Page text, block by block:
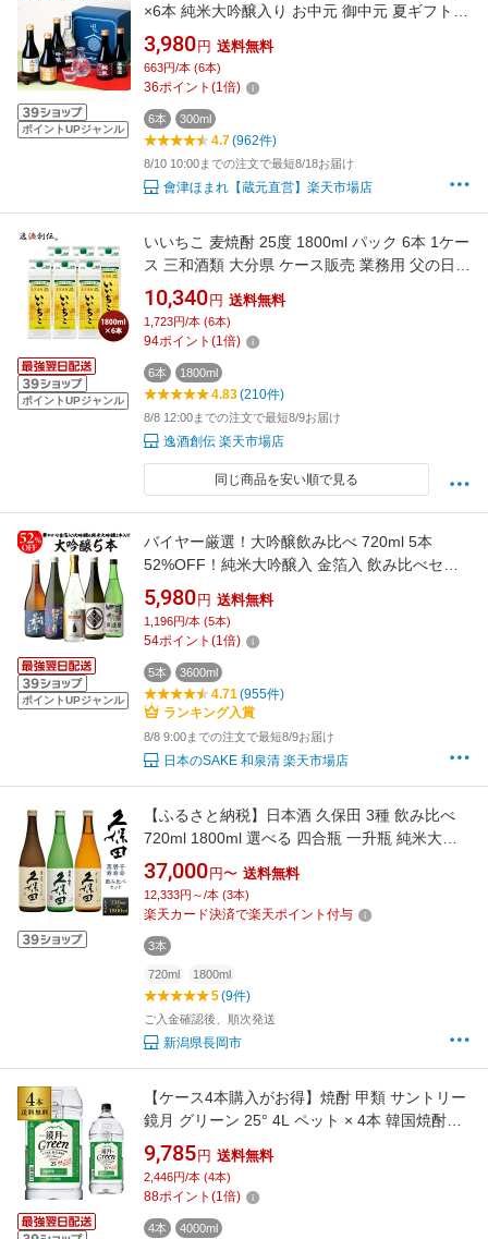
ポイントUPジャンル
×6本 純米大吟醸入り お中元 御中元 夏ギフト
敬老の日 冷酒 すっきり 送料無料 会津ほまれ ほ
まれ酒造 蔵元直送 喜多方 誕生日 プレゼント 内
祝 ミニボトル 退職祝い 飲み切りサイズ 暑中見
3,980 円 送料無料
663円/本 (6本)
36ポイント (1倍)
6本 300ml
4.7(962件)
8/10 10:00までの注文で最短8/18お届け
會津ほまれ【蔵元直営】楽天市場店
ポイントUPジャンル
いいちこ 麦焼酎 25度 1800ml パック 6本 1ケー
ス 三和酒類 大分県 ケース販売 業務用 父の日
お中元 夏ギフト 暑中見舞い
10,340 円 送料無料
1,723円/本 (6本)
94ポイント (1倍)
6本 1800ml
4.83(210件)
8/8 12:00までの注文で最短8/9お届け
逸酒創伝 楽天市場店
同じ商品を安い順で見る
ポイントUPジャンル
バイヤー厳選！大吟醸飲み比べ 720ml 5本
52%OFF！純米大吟醸入 金箔入 飲み比べセッ
ト 長S 半額 4合瓶 四合瓶 清酒 ギフトセット 日
本酒 新潟 飲み比べ 辛口 冷酒 お酒 ギフト
5,980 円 送料無料
1,196円/本 (5本)
54ポイント (1倍)
5本 3600ml
4.71(955件)
ランキング入賞
8/8 9:00までの注文で最短8/9お届け
日本のSAKE 和泉清 楽天市場店
【ふるさと納税】日本酒 久保田 3種 飲み比べ
720ml 1800ml 選べる 四合瓶 一升瓶 純米大吟
醸酒 吟醸 辛口 新潟 冷酒
37,000 円〜 送料無料
12,333円～/本 (3本)
楽天カード決済で楽天ポイント付与
3本
720ml 1800ml
5(9件)
ご入金確認後、順次発送
新潟県長岡市
【ケース4本購入がお得】焼酎 甲類 サントリー
鏡月 グリーン 25° 4L ペット × 4本 韓国焼酎ケ
ース(4本入)【 送料無料】25度 4000ml 甲類焼
酎 KOB 最強配送
9,785 円 送料無料
2,446円/本 (4本)
88ポイント (1倍)
4本 4000ml